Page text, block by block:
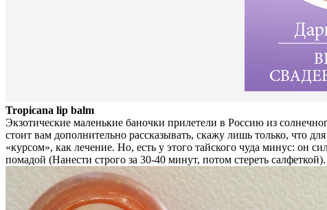
Tropicana lip balm
Экзотические маленькие баночки прилетели в Россию из
стоит вам дополнительно рассказывать, скажу лишь только, что
«курсом», как лечение. Но, есть у этого тайского чуда минус: он
помадой (Нанести строго за 30-40 минут, потом стереть салфеткой).